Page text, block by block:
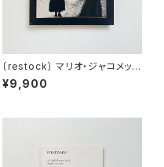
〔restock〕 マリオ・ジャコメッリ
Mario Giacomelli | 黒と白の
往還の果てに <新装版>
¥9,900